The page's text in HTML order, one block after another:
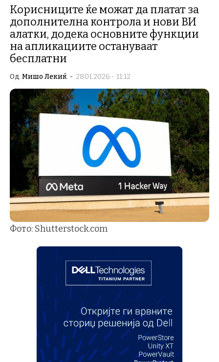
Корисниците ќе можат да платат за
дополнителна контрола и нови ВИ
алатки, додека основните функции
на апликациите остануваат
бесплатни
Од Мишо Лекиќ - 28.01.2026 - 11:12
Фото: Shutterstock.com